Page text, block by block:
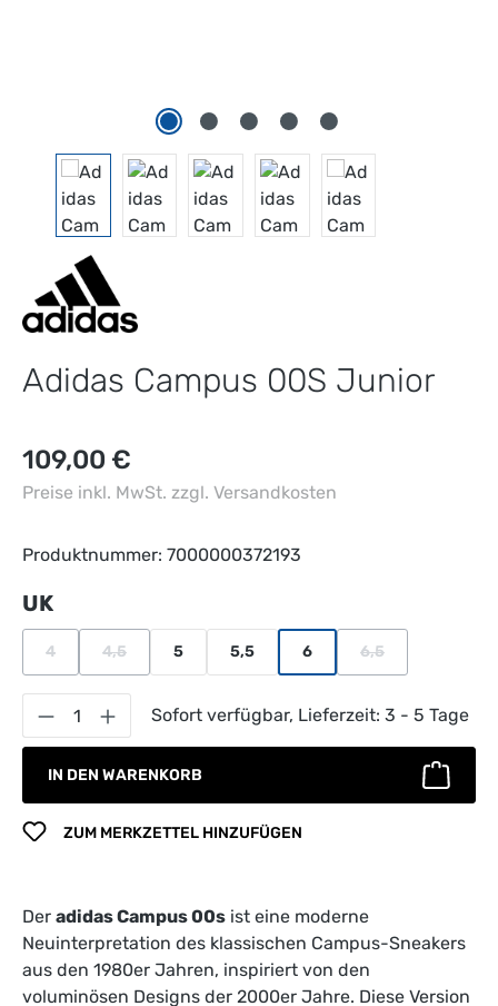
Adidas Campus 00S Junior
Regulärer Preis:
109,00 €
Preise inkl. MwSt. zzgl. Versandkosten
Produktnummer: 7000000372193
UKauswählen
4
(Diese Option ist zurzeit nicht verfügbar.)
4,5
(Diese Option ist zurzeit nicht verfügbar.)
5 5,5 6 6,5
(Diese Option ist
Produkt Anzahl: Gib den gewünschten
Sofort verfügbar, Lieferzeit: 3 - 5 Tage
IN DEN WARENKORB
ZUM MERKZETTEL HINZUFÜGEN
Der adidas Campus 00s ist eine moderne
Neuinterpretation des klassischen Campus-Sneakers
aus den 1980er Jahren, inspiriert von den
voluminösen Designs der 2000er Jahre. Diese Version